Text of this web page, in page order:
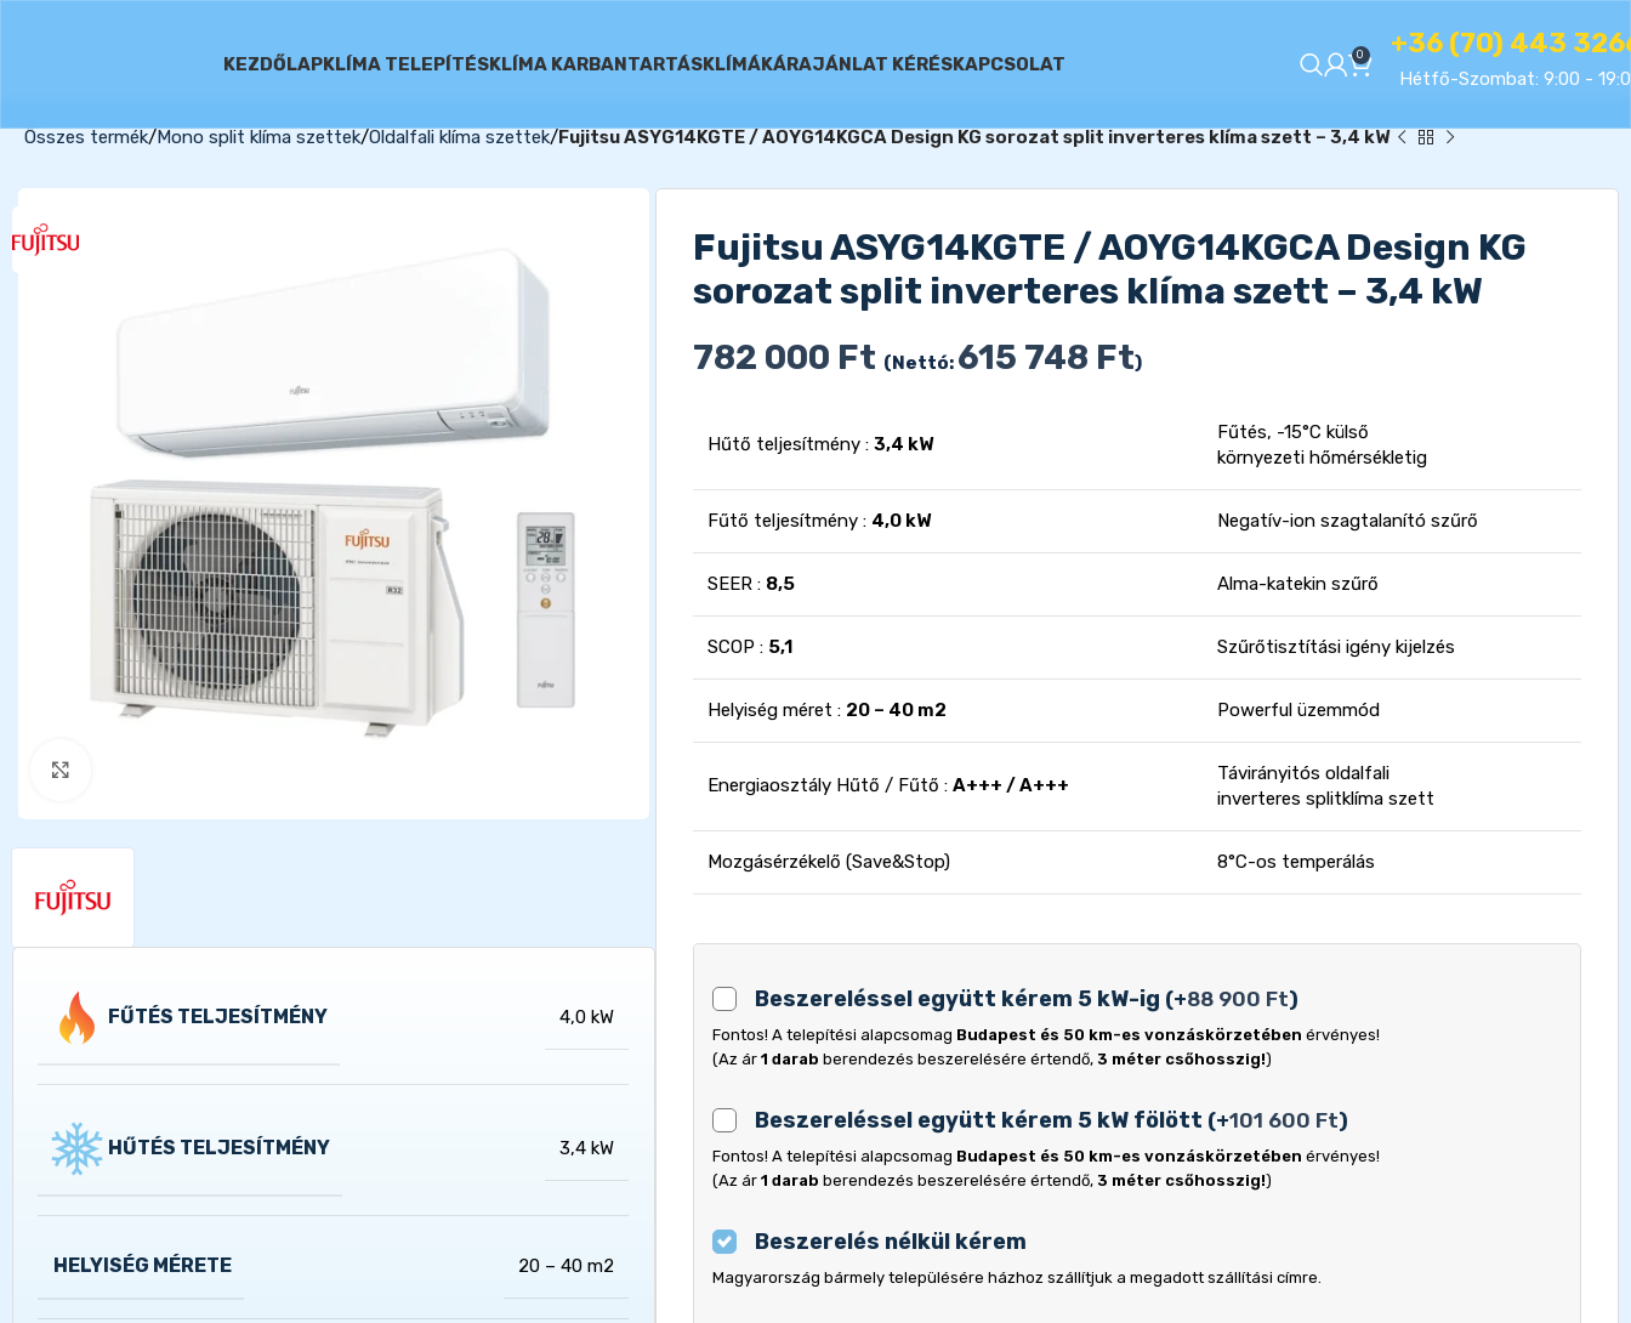
KEZDŐLAPKLÍMA TELEPÍTÉSKLÍMA KARBANTARTÁSKLÍMÁKÁRAJÁNLAT KÉRÉSKAPCSOLAT 0 +36 (70) 443
Hétfő-Szombat: 9:00 -
Összes termék Mono split klíma szettek Oldalfali klíma szettek Fujitsu ASYG14KGTE / AOYG14KGCA Design KG sorozat split inverteres klíma szett – 3,4 kW
FŰTÉS TELJESÍTMÉNY 4,0 kW
HŰTÉS TELJESÍTMÉNY 3,4 kW
HELYISÉG MÉRETE 20 – 40 m2
Fujitsu ASYG14KGTE / AOYG14KGCA Design KG
sorozat split inverteres klíma szett – 3,4 kW
782 000 Ft (Nettó: 615 748 Ft)
Hűtő teljesítmény : 3,4 kW
Fűtés, -15°C külső
környezeti hőmérsékletig
Fűtő teljesítmény : 4,0 kW Negatív-ion szagtalanító szűrő
SEER : 8,5 Alma-katekin szűrő
SCOP : 5,1 Szűrőtisztítási igény kijelzés
Helyiség méret : 20 – 40 m2 Powerful üzemmód
Energiaosztály Hűtő / Fűtő : A+++ / A+++
Távirányitós oldalfali
inverteres splitklíma szett
Mozgásérzékelő (Save&Stop) 8°C-os temperálás
Beszereléssel együtt kérem 5 kW-ig (+88 900 Ft)
Fontos! A telepítési alapcsomag Budapest és 50 km-es vonzáskörzetében érvényes!
(Az ár 1 darab berendezés beszerelésére értendő, 3 méter csőhosszig!)
Beszereléssel együtt kérem 5 kW fölött (+101 600 Ft)
Fontos! A telepítési alapcsomag Budapest és 50 km-es vonzáskörzetében érvényes!
(Az ár 1 darab berendezés beszerelésére értendő, 3 méter csőhosszig!)
Beszerelés nélkül kérem
Magyarország bármely településére házhoz szállítjuk a megadott szállítási címre.